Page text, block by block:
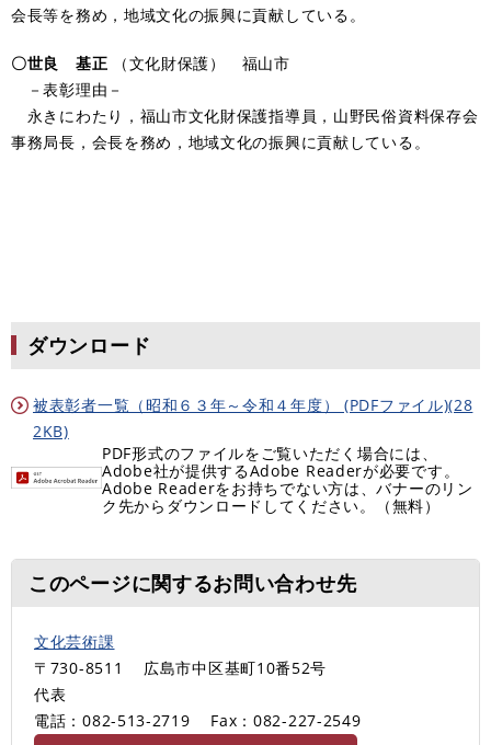
会長等を務め，地域文化の振興に貢献している。
〇世良 基正
（文化財保護） 福山市
－表彰理由－
永きにわたり，福山市文化財保護指導員，山野民俗資料保存会
事務局長，会長を務め，地域文化の振興に貢献している。
ダウンロード
被表彰者一覧（昭和６３年～令和４年度） (PDFファイル)(28
2KB)
PDF形式のファイルをご覧いただく場合には、
Adobe社が提供するAdobe Readerが必要です。
Adobe Readerをお持ちでない方は、バナーのリン
ク先からダウンロードしてください。（無料）
このページに関するお問い合わせ先
文化芸術課
〒730-8511
広島市中区基町10番52号
代表
電話：082-513‐2719
Fax：082-227-2549